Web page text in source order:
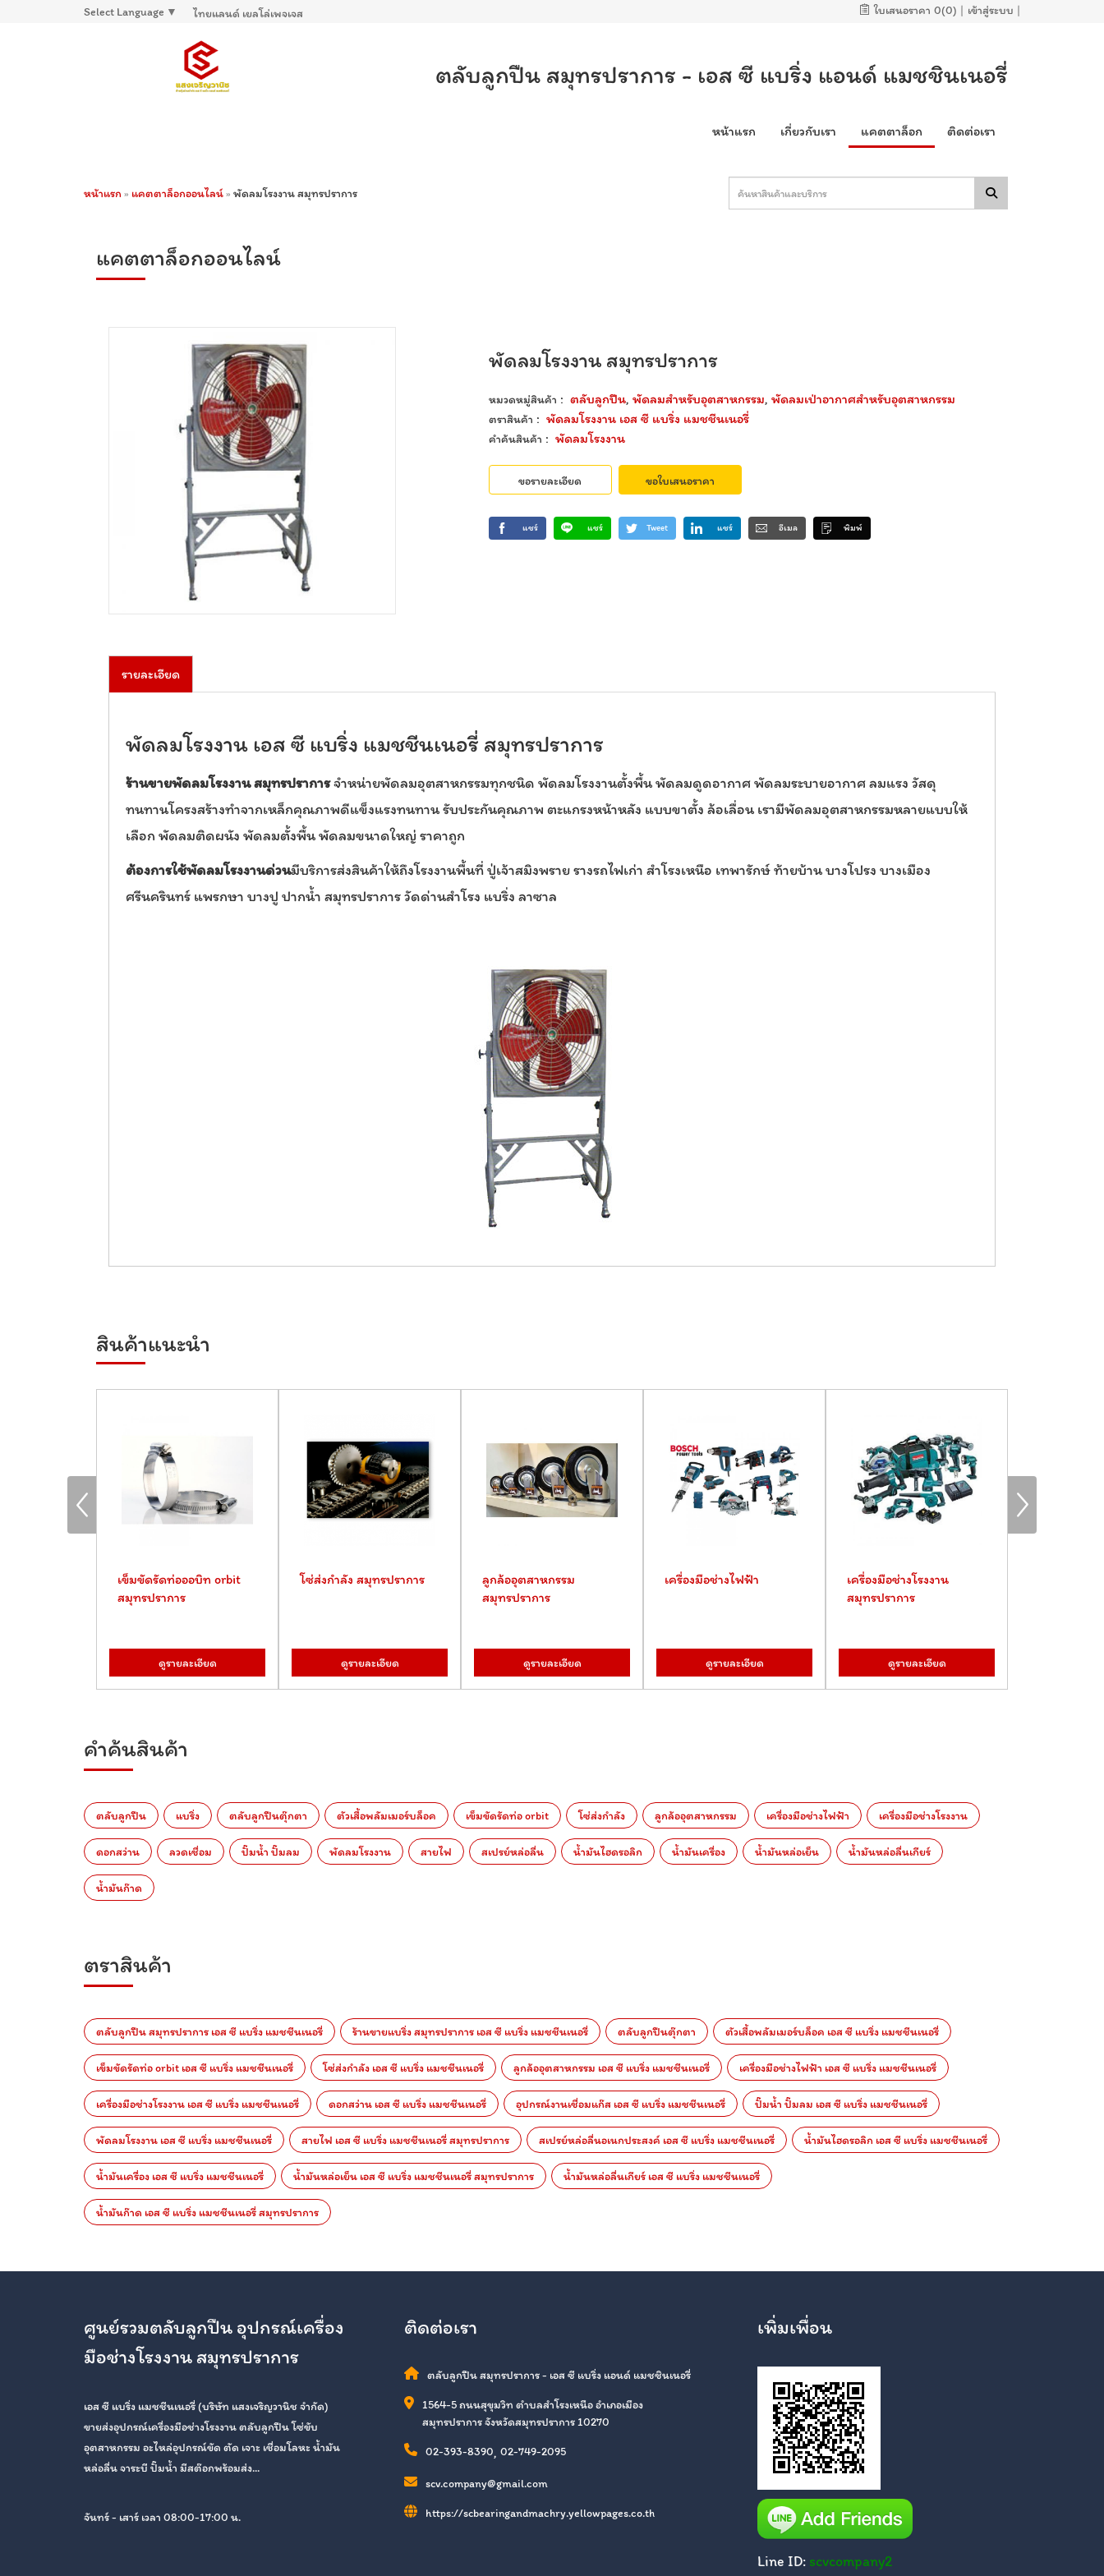
Select Language ▼ ไทยแลนด์ เยลโล่เพจเจส ใบเสนอราคา 0(0) | เข้าสู่ระบบ |
ตลับลูกปืน สมุทรปราการ - เอส ซี แบริ่ง แอนด์ แมชชินเนอรี่
หน้าแรก เกี่ยวกับเรา แคตตาล็อก ติดต่อเรา
หน้าแรก » แคตตาล็อกออนไลน์» พัดลมโรงงาน สมุทรปราการ
แคตตาล็อกออนไลน์
พัดลมโรงงาน สมุทรปราการ
หมวดหมู่สินค้า : ตลับลูกปืน, พัดลมสำหรับอุตสาหกรรม, พัดลมเป่าอากาศสำหรับอุตสาหกรรม
ตราสินค้า : พัดลมโรงงาน เอส ซี แบริ่ง แมชชีนเนอรี่
คำค้นสินค้า : พัดลมโรงงาน
ขอรายละเอียด ขอใบเสนอราคา
แชร์ แชร์ Tweet แชร์ อีเมล พิมพ์
รายละเอียด
พัดลมโรงงาน เอส ซี แบริ่ง แมชชีนเนอรี่ สมุทรปราการ
ร้านขายพัดลมโรงงาน สมุทรปราการจำหน่ายพัดลมอุตสาหกรรมทุกชนิด พัดลมโรงงานตั้งพื้น พัดลมดูดอากาศ พัดลมระบายอากาศ ลมแรง วัสดุ
ทนทานโครงสร้างทำจากเหล็กคุณภาพดีแข็งแรงทนทาน รับประกันคุณภาพ ตะแกรงหน้าหลัง แบบขาตั้ง ล้อเลื่อน เรามีพัดลมอุตสาหกรรมหลายแบบให้
เลือก พัดลมติดผนัง พัดลมตั้งพื้น พัดลมขนาดใหญ่ ราคาถูก
ต้องการใช้พัดลมโรงงานด่วนมีบริการส่งสินค้าให้ถึงโรงงานพื้นที่ ปู่เจ้าสมิงพราย รางรถไฟเก่า สำโรงเหนือ เทพารักษ์ ท้ายบ้าน บางโปรง บางเมือง
ศรีนครินทร์ แพรกษา บางปู ปากน้ำ สมุทรปราการ วัดด่านสำโรง แบริ่ง ลาซาล
สินค้าแนะนำ
เข็มขัดรัดท่อออบิท orbit
สมุทรปราการ
ดูรายละเอียด
โซ่ส่งกำลัง สมุทรปราการ
ดูรายละเอียด
ลูกล้ออุตสาหกรรม
สมุทรปราการ
ดูรายละเอียด
เครื่องมือช่างไฟฟ้า
ดูรายละเอียด
เครื่องมือช่างโรงงาน
สมุทรปราการ
ดูรายละเอียด
คำค้นสินค้า
ตลับลูกปืน แบริ่ง ตลับลูกปืนตุ๊กตา ตัวเสื้อพลัมเมอร์บล็อค เข็มขัดรัดท่อ orbit โซ่ส่งกำลัง ลูกล้ออุตสาหกรรม เครื่องมือช่างไฟฟ้า เครื่องมือช่างโรงงาน
ดอกสว่าน ลวดเชื่อม ปั๊มน้ำ ปั๊มลม พัดลมโรงงาน สายไฟ สเปรย์หล่อลื่น น้ำมันไฮดรอลิก น้ำมันเครื่อง น้ำมันหล่อเย็น น้ำมันหล่อลื่นเกียร์
น้ำมันก๊าด
ตราสินค้า
ตลับลูกปืน สมุทรปราการ เอส ซี แบริ่ง แมชชีนเนอรี่ ร้านขายแบริ่ง สมุทรปราการ เอส ซี แบริ่ง แมชชีนเนอรี่ ตลับลูกปืนตุ๊กตา ตัวเสื้อพลัมเมอร์บล็อค เอส ซี แบริ่ง แมชชีนเนอรี่
เข็มขัดรัดท่อ orbit เอส ซี แบริ่ง แมชชีนเนอรี่ โซ่ส่งกำลัง เอส ซี แบริ่ง แมชชีนเนอรี่ ลูกล้ออุตสาหกรรม เอส ซี แบริ่ง แมชชีนเนอรี่ เครื่องมือช่างไฟฟ้า เอส ซี แบริ่ง แมชชีนเนอรี่
เครื่องมือช่างโรงงาน เอส ซี แบริ่ง แมชชีนเนอรี่ ดอกสว่าน เอส ซี แบริ่ง แมชชีนเนอรี่ อุปกรณ์งานเชื่อมแก๊ส เอส ซี แบริ่ง แมชชีนเนอรี่ ปั๊มน้ำ ปั๊มลม เอส ซี แบริ่ง แมชชีนเนอรี่
พัดลมโรงงาน เอส ซี แบริ่ง แมชชีนเนอรี่ สายไฟ เอส ซี แบริ่ง แมชชีนเนอรี่ สมุทรปราการ สเปรย์หล่อลื่นอเนกประสงค์ เอส ซี แบริ่ง แมชชีนเนอรี่ น้ำมันไฮดรอลิก เอส ซี แบริ่ง แมชชีนเนอรี่
น้ำมันเครื่อง เอส ซี แบริ่ง แมชชีนเนอรี่ น้ำมันหล่อเย็น เอส ซี แบริ่ง แมชชีนเนอรี่ สมุทรปราการ น้ำมันหล่อลื่นเกียร์ เอส ซี แบริ่ง แมชชีนเนอรี่
น้ำมันก๊าด เอส ซี แบริ่ง แมชชีนเนอรี่ สมุทรปราการ
ศูนย์รวมตลับลูกปืน อุปกรณ์เครื่อง
มือช่างโรงงาน สมุทรปราการ
เอส ซี แบริ่ง แมชชีนเนอรี่ (บริษัท แสงเจริญวานิช จำกัด)
ขายส่งอุปกรณ์เครื่องมือช่างโรงงาน ตลับลูกปืน โซ่ขับ
อุตสาหกรรม อะไหล่อุปกรณ์ขัด ตัด เจาะ เชื่อมโลหะ น้ำมัน
หล่อลื่น จาระบี ปั๊มน้ำ มีสต๊อกพร้อมส่ง...
จันทร์ - เสาร์ เวลา 08:00-17:00 น.
ติดต่อเรา
ตลับลูกปืน สมุทรปราการ - เอส ซี แบริ่ง แอนด์ แมชชินเนอรี่
1564-5 ถนนสุขุมวิท ตำบลสำโรงเหนือ อำเภอเมือง
สมุทรปราการ จังหวัดสมุทรปราการ 10270
02-393-8390, 02-749-2095
scv.company@gmail.com
https://scbearingandmachry.yellowpages.co.th
เพิ่มเพื่อน
Line ID: scvcompany2